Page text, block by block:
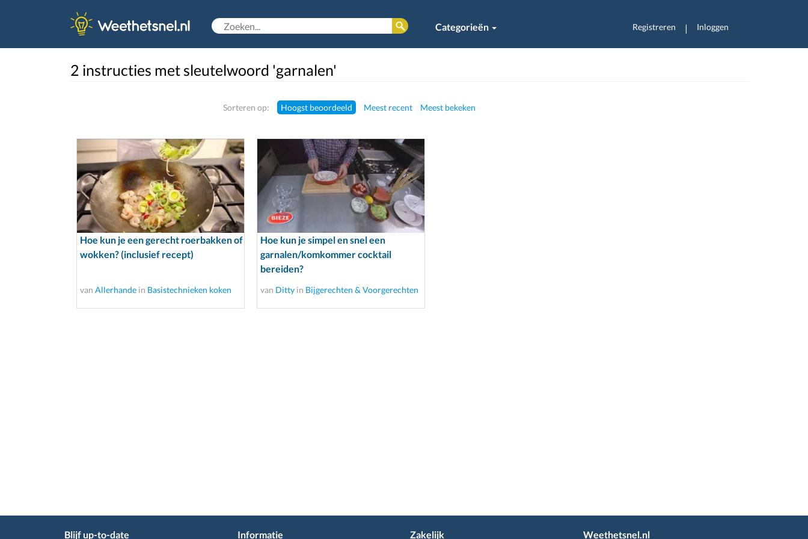
Categorieën Registreren | Inloggen
2 instructies met sleutelwoord 'garnalen'
Sorteren op: Hoogst beoordeeld Meest recent Meest bekeken
Hoe kun je een gerecht roerbakken of
wokken? (inclusief recept)
van Allerhande in Basistechnieken koken
Hoe kun je simpel en snel een
garnalen/komkommer cocktail
bereiden?
van Ditty in Bijgerechten & Voorgerechten
Blijf up-to-date Informatie Zakelijk Weethetsnel.nl